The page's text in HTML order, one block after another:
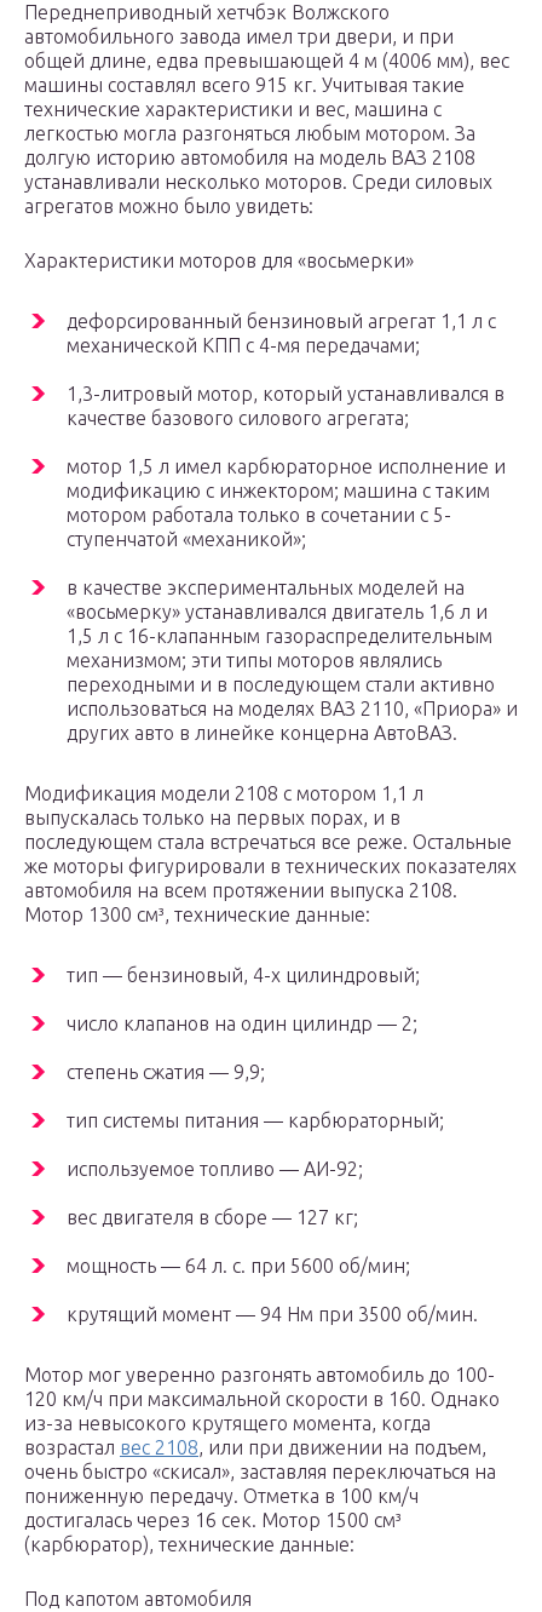
Переднеприводный хетчбэк Волжского
автомобильного завода имел три двери, и при
общей длине, едва превышающей 4 м (4006 мм), вес
машины составлял всего 915 кг. Учитывая такие
технические характеристики и вес, машина с
легкостью могла разгоняться любым мотором. За
долгую историю автомобиля на модель ВАЗ 2108
устанавливали несколько моторов. Среди силовых
агрегатов можно было увидеть:
Характеристики моторов для «восьмерки»
дефорсированный бензиновый агрегат 1,1 л с
механической КПП с 4-мя передачами;
1,3-литровый мотор, который устанавливался в
качестве базового силового агрегата;
мотор 1,5 л имел карбюраторное исполнение и
модификацию с инжектором; машина с таким
мотором работала только в сочетании с 5-
ступенчатой «механикой»;
в качестве экспериментальных моделей на
«восьмерку» устанавливался двигатель 1,6 л и
1,5 л с 16-клапанным газораспределительным
механизмом; эти типы моторов являлись
переходными и в последующем стали активно
использоваться на моделях ВАЗ 2110, «Приора» и
других авто в линейке концерна АвтоВАЗ.
Модификация модели 2108 с мотором 1,1 л
выпускалась только на первых порах, и в
последующем стала встречаться все реже. Остальные
же моторы фигурировали в технических показателях
автомобиля на всем протяжении выпуска 2108.
Мотор 1300 см³, технические данные:
тип — бензиновый, 4-х цилиндровый;
число клапанов на один цилиндр — 2;
степень сжатия — 9,9;
тип системы питания — карбюраторный;
используемое топливо — АИ-92;
вес двигателя в сборе — 127 кг;
мощность — 64 л. с. при 5600 об/мин;
крутящий момент — 94 Нм при 3500 об/мин.
Мотор мог уверенно разгонять автомобиль до 100-
120 км/ч при максимальной скорости в 160. Однако
из-за невысокого крутящего момента, когда
возрастал вес 2108, или при движении на подъем,
очень быстро «скисал», заставляя переключаться на
пониженную передачу. Отметка в 100 км/ч
достигалась через 16 сек. Мотор 1500 см³
(карбюратор), технические данные:
Под капотом автомобиля